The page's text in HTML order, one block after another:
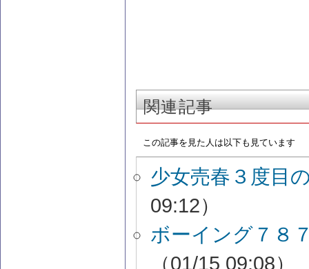
関連記事
この記事を見た人は以下も見ています
少女売春３度目
09:12）
ボーイング７８
（01/15 09:08）